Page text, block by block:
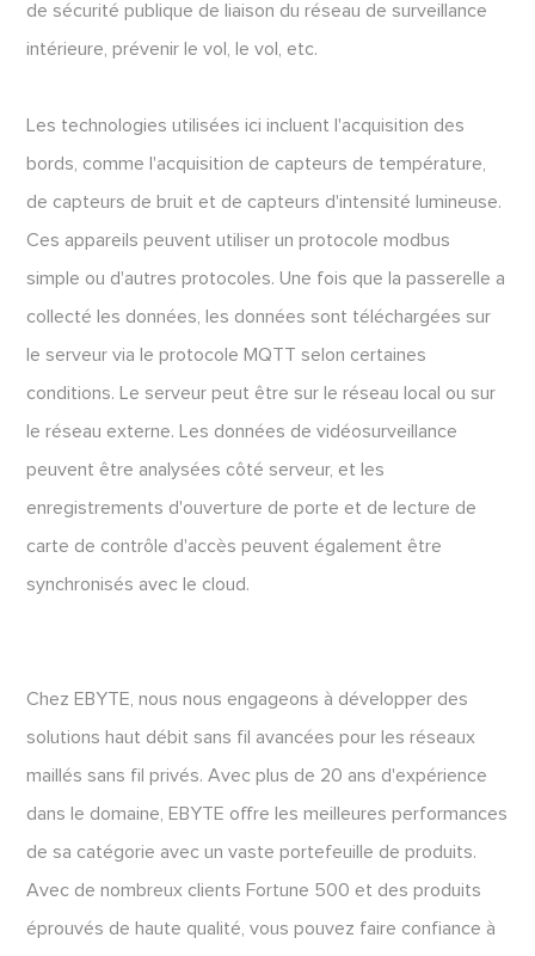
de sécurité publique de liaison du réseau de surveillance
intérieure, prévenir le vol, le vol, etc.
Les technologies utilisées ici incluent l'acquisition des
bords, comme l'acquisition de capteurs de température,
de capteurs de bruit et de capteurs d'intensité lumineuse.
Ces appareils peuvent utiliser un protocole modbus
simple ou d'autres protocoles. Une fois que la passerelle a
collecté les données, les données sont téléchargées sur
le serveur via le protocole MQTT selon certaines
conditions. Le serveur peut être sur le réseau local ou sur
le réseau externe. Les données de vidéosurveillance
peuvent être analysées côté serveur, et les
enregistrements d'ouverture de porte et de lecture de
carte de contrôle d'accès peuvent également être
synchronisés avec le cloud.
Chez EBYTE, nous nous engageons à développer des
solutions haut débit sans fil avancées pour les réseaux
maillés sans fil privés. Avec plus de 20 ans d'expérience
dans le domaine, EBYTE offre les meilleures performances
de sa catégorie avec un vaste portefeuille de produits.
Avec de nombreux clients Fortune 500 et des produits
éprouvés de haute qualité, vous pouvez faire confiance à